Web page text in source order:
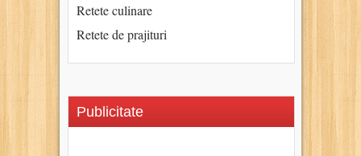
Retete culinare
Retete de prajituri
Publicitate